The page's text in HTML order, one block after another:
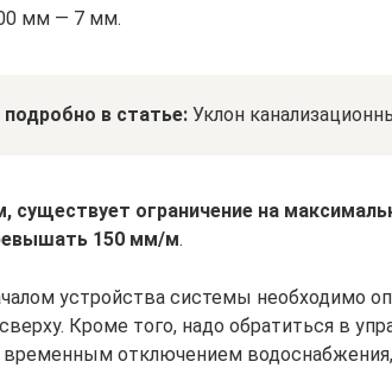
мм — 7 мм.
подробно в статье: Уклон
существует ограничение на
150 мм/м.
устройства системы необходимо
Кроме того, надо обратиться в
временным отключением